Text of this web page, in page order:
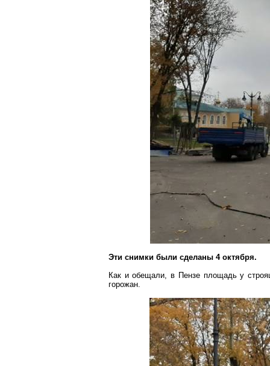
Эти снимки были сделаны 4 октября.
Как и обещали, в Пензе площадь у
горожан.